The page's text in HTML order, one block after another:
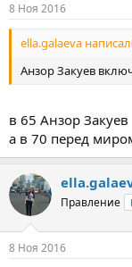
8 Ноя 2016
ella.galaeva
Анзор Закуев
в 65 Анзор Закуев
а в 70 перед
Правление
8 Ноя 2016